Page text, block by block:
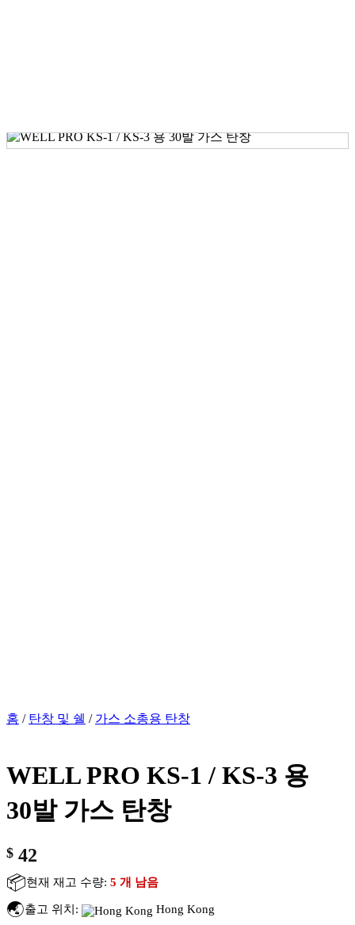
홈 / 탄창 및 쉘 / 가스 소총용 탄창
WELL PRO KS-1 / KS-3 용
30발 가스 탄창
$ 42
📦현재 재고 수량: 5 개 남음
🌏출고 위치: Hong Kong